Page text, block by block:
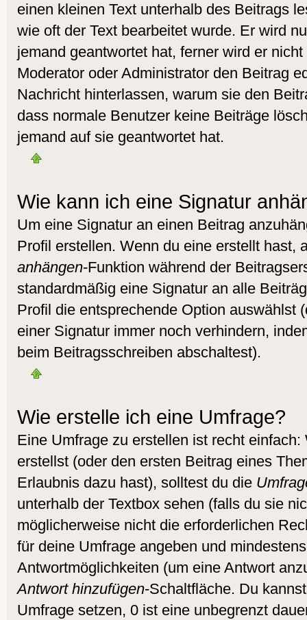
einen kleinen Text unterhalb des Beitrags
wie oft der Text bearbeitet wurde. Er wird
jemand geantwortet hat, ferner wird er
Moderator oder Administrator den Beitrag
Nachricht hinterlassen, warum sie den
dass normale Benutzer keine Beiträge
jemand auf sie geantwortet hat.
Wie kann ich eine Signatur
Um eine Signatur an einen Beitrag
Profil erstellen. Wenn du eine erstellt hast,
anhängen-Funktion während der
standardmäßig eine Signatur an alle
Profil die entsprechende Option auswählst
einer Signatur immer noch verhindern,
beim Beitragsschreiben abschaltest).
Wie erstelle ich eine Umfrage?
Eine Umfrage zu erstellen ist recht
erstellst (oder den ersten Beitrag eines
Erlaubnis dazu hast), solltest du die
unterhalb der Textbox sehen (falls du sie
möglicherweise nicht die erforderlichen
für deine Umfrage angeben und
Antwortmöglichkeiten (um eine Antwort
Antwort hinzufügen-Schaltfläche. Du
Umfrage setzen, 0 ist eine unbegrenzt